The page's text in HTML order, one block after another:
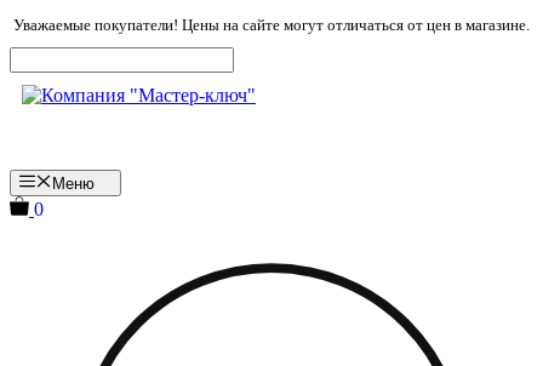
Перейти
к
содержимому
Уважаемые покупатели! Цены на сайте могут отличаться от цен в магазине.
Меню
0